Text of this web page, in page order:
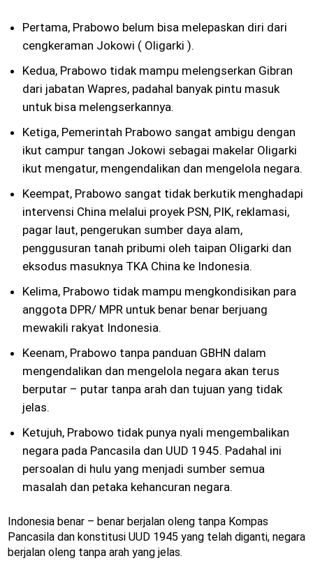
Pertama, Prabowo belum bisa melepaskan diri dari
cengkeraman Jokowi ( Oligarki ).
Kedua, Prabowo tidak mampu melengserkan Gibran
dari jabatan Wapres, padahal banyak pintu masuk
untuk bisa melengserkannya.
Ketiga, Pemerintah Prabowo sangat ambigu dengan
ikut campur tangan Jokowi sebagai makelar Oligarki
ikut mengatur, mengendalikan dan mengelola negara.
Keempat, Prabowo sangat tidak berkutik menghadapi
intervensi China melalui proyek PSN, PIK, reklamasi,
pagar laut, pengerukan sumber daya alam,
penggusuran tanah pribumi oleh taipan Oligarki dan
eksodus masuknya TKA China ke Indonesia.
Kelima, Prabowo tidak mampu mengkondisikan para
anggota DPR/ MPR untuk benar benar berjuang
mewakili rakyat Indonesia.
Keenam, Prabowo tanpa panduan GBHN dalam
mengendalikan dan mengelola negara akan terus
berputar – putar tanpa arah dan tujuan yang tidak
jelas.
Ketujuh, Prabowo tidak punya nyali mengembalikan
negara pada Pancasila dan UUD 1945. Padahal ini
persoalan di hulu yang menjadi sumber semua
masalah dan petaka kehancuran negara.
Indonesia benar – benar berjalan oleng tanpa Kompas
Pancasila dan konstitusi UUD 1945 yang telah diganti, negara
berjalan oleng tanpa arah yang jelas.